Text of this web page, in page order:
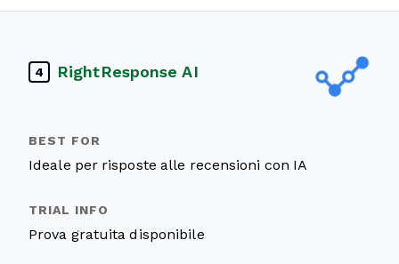
4 RightResponse AI
Ideale per risposte alle recensioni con IA
Prova gratuita disponibile